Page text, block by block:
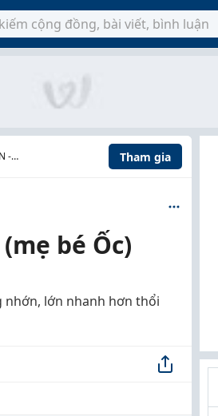
-
Tham gia
bé Ốc)
nhớn, lớn nhanh hơn thổi